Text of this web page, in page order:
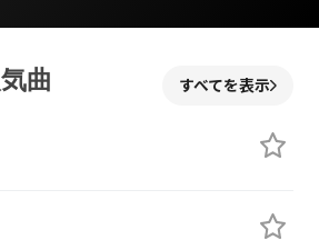
曲 すべてを表示